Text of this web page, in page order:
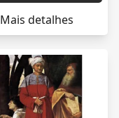
Mais detalhes